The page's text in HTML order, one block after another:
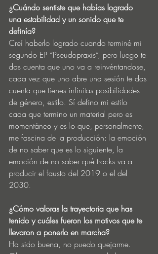
¿Cuándo sentiste que habías logrado
una estabilidad y un sonido que te
definía?
Creí haberlo logrado cuando terminé mi
segundo EP “Pseudopraxis”, pero luego te
das cuenta que uno va a reinvéntandose,
cada vez que uno abre una sesión te das
cuenta que tienes infinitas posibilidades
de género, estilo. Sí defino mi estilo
cada que termino un material pero es
momentáneo y es lo que, personalmente,
me fascina de la producción: la emoción
de no saber que es lo siguiente, la
emoción de no saber qué tracks va a
producir el fausto del 2019 o el del
2030.
¿Cómo valoras la trayectoria que has
tenido y cuáles fueron los motivos que te
llevaron a ponerlo en marcha?
Ha sido buena, no puedo quejarme.